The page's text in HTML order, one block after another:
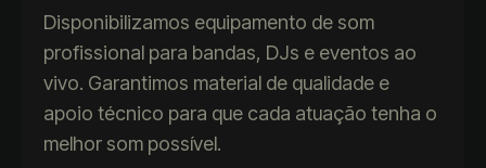
Disponibilizamos equipamento de som
profissional para bandas, DJs e eventos ao
vivo. Garantimos material de qualidade e
apoio técnico para que cada atuação tenha o
melhor som possível.